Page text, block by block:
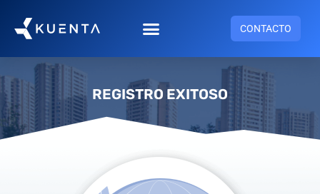
CONTACTO
REGISTRO EXITOSO